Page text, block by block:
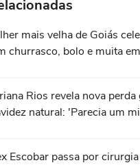
mais velha de Goiás
churrasco, bolo e muita
Rios revela nova
natural: 'Parecia um
Escobar passa por